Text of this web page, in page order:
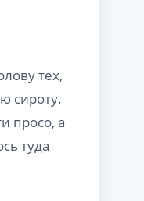
тех,
сироту.
просо, а
туда